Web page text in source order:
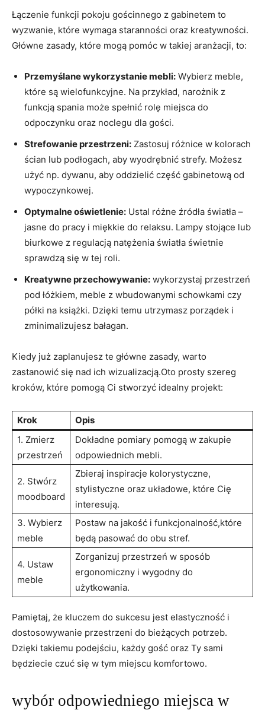
Łączenie funkcji pokoju gościnnego z gabinetem to
wyzwanie, które wymaga staranności oraz kreatywności.
Główne zasady, które mogą pomóc w takiej aranżacji, to:
Przemyślane wykorzystanie mebli: Wybierz meble,
które są wielofunkcyjne. Na przykład, narożnik z
funkcją spania może spełnić rolę miejsca do
odpoczynku oraz noclegu dla gości.
Strefowanie przestrzeni: Zastosuj różnice w kolorach
ścian lub podłogach, aby wyodrębnić strefy. Możesz
użyć np. dywanu, aby oddzielić część gabinetową od
wypoczynkowej.
Optymalne oświetlenie: Ustal różne źródła światła –
jasne do pracy i miękkie do relaksu. Lampy stojące lub
biurkowe z regulacją natężenia światła świetnie
sprawdzą się w tej roli.
Kreatywne przechowywanie: wykorzystaj przestrzeń
pod łóżkiem, meble z wbudowanymi schowkami czy
półki na książki. Dzięki temu utrzymasz porządek i
zminimalizujesz bałagan.
Kiedy już zaplanujesz te główne zasady, warto
zastanowić się nad ich wizualizacją.Oto prosty szereg
kroków, które pomogą Ci stworzyć idealny projekt:
Krok
Opis
1. Zmierz
przestrzeń
Dokładne pomiary pomogą w zakupie
odpowiednich mebli.
2. Stwórz
moodboard
Zbieraj inspiracje kolorystyczne,
stylistyczne oraz układowe, które Cię
interesują.
3. Wybierz
meble
Postaw na jakość i funkcjonalność,które
będą pasować do obu stref.
4. Ustaw
meble
Zorganizuj przestrzeń w sposób
ergonomiczny i wygodny do
użytkowania.
Pamiętaj, że kluczem do sukcesu jest elastyczność i
dostosowywanie przestrzeni do bieżących potrzeb.
Dzięki takiemu podejściu, każdy gość oraz Ty sami
będziecie czuć się w tym miejscu komfortowo.
wybór odpowiedniego miejsca w